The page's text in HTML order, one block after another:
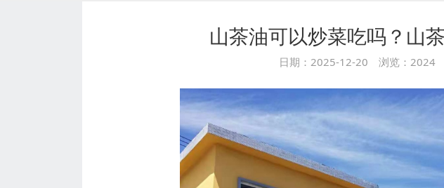
山茶油可以炒菜吃吗？山
日期：2025-12-20 浏览：2024